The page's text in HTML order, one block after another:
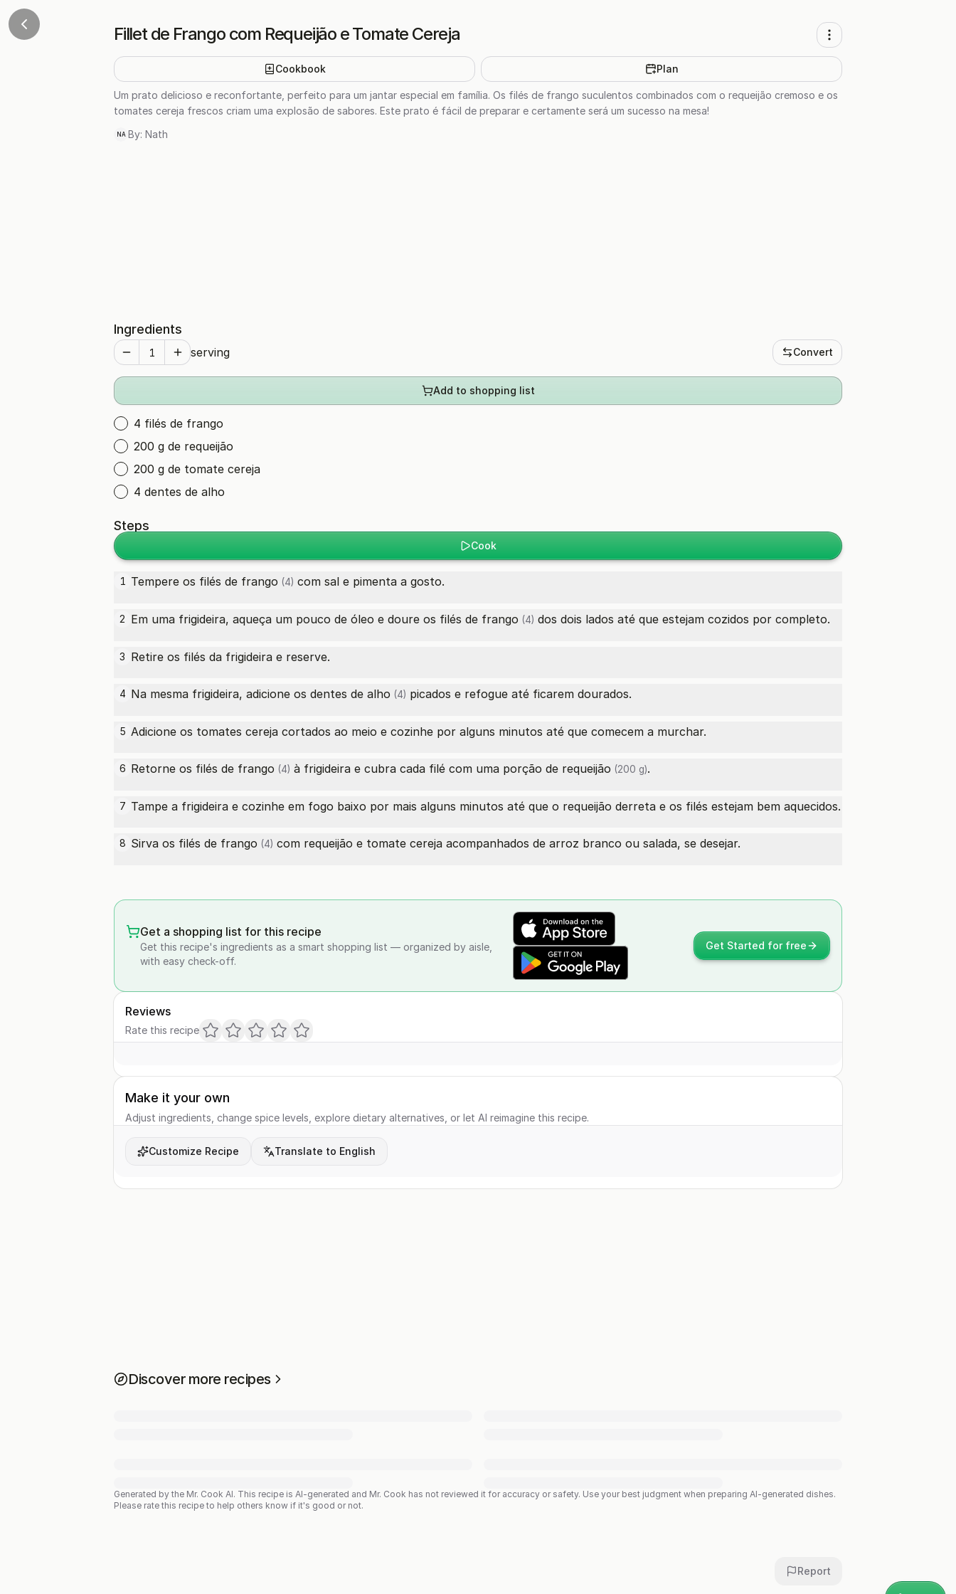
Fillet de Frango com Requeijão e Tomate Cereja
Cookbook Plan
Um prato delicioso e reconfortante, perfeito para um jantar especial em família. Os filés de frango suculentos combinados com o requeijão cremoso e os
tomates cereja frescos criam uma explosão de sabores. Este prato é fácil de preparar e certamente será um sucesso na mesa!
NA By: Nath
Ingredients
serving Convert
Add to shopping list
4 filés de frango
200 g de requeijão
200 g de tomate cereja
4 dentes de alho
Steps
Cook
1 Tempere os filés de frango (4) com sal e pimenta a gosto.
2 Em uma frigideira, aqueça um pouco de óleo e doure os filés de frango (4) dos dois lados até que estejam cozidos por completo.
3 Retire os filés da frigideira e reserve.
4 Na mesma frigideira, adicione os dentes de alho (4) picados e refogue até ficarem dourados.
5 Adicione os tomates cereja cortados ao meio e cozinhe por alguns minutos até que comecem a murchar.
6 Retorne os filés de frango (4) à frigideira e cubra cada filé com uma porção de requeijão (200 g).
7 Tampe a frigideira e cozinhe em fogo baixo por mais alguns minutos até que o requeijão derreta e os filés estejam bem aquecidos.
8 Sirva os filés de frango (4) com requeijão e tomate cereja acompanhados de arroz branco ou salada, se desejar.
Get a shopping list for this recipe
Get this recipe's ingredients as a smart shopping list — organized by aisle,
with easy check-off.
Get Started for free
Reviews
Rate this recipe
Make it your own
Adjust ingredients, change spice levels, explore dietary alternatives, or let AI reimagine this recipe.
Customize Recipe Translate to English
Discover more recipes
Generated by the Mr. Cook AI. This recipe is AI-generated and Mr. Cook has not reviewed it for accuracy or safety. Use your best judgment when preparing AI-generated dishes.
Please rate this recipe to help others know if it's good or not.
Report